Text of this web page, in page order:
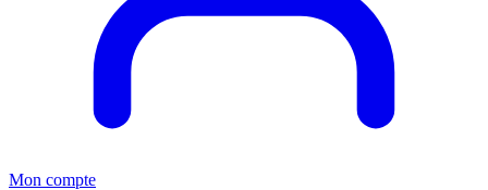
Mon compte